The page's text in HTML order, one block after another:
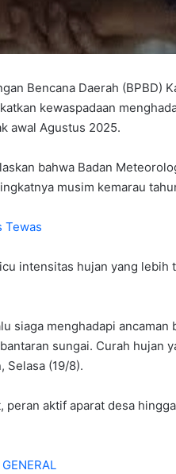
Bencana Daerah (BPBD)
kewaspadaan
awal Agustus 2025.
bahwa Badan
musim kemarau
Tewas
intensitas hujan yang lebih
siaga menghadapi
sungai. Curah hujan
Selasa (19/8).
peran aktif aparat desa